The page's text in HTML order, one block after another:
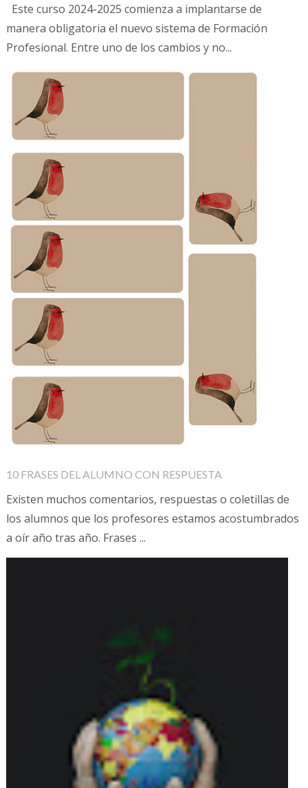
Este curso 2024-2025 comienza a implantarse de
manera obligatoria el nuevo sistema de Formación
Profesional. Entre uno de los cambios y no...
10 FRASES DEL ALUMNO CON RESPUESTA
Existen muchos comentarios, respuestas o coletillas de
los alumnos que los profesores estamos acostumbrados
a oír año tras año. Frases ...